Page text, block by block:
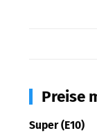
Preise
Super (E10)